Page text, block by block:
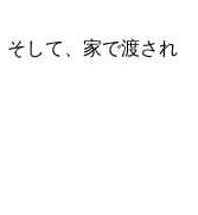
そして、家で渡され